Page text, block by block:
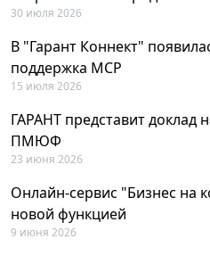
30 июля 2026
В "Гарант Коннект"
поддержка MCP
15 июля 2026
ГАРАНТ представит доклад
ПМЮФ
23 июня 2026
Онлайн-сервис "Бизнес на
новой функцией
9 июня 2026